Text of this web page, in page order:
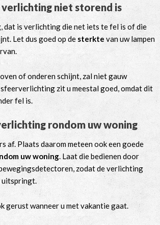
niet storend is
dat is verlichting die net iets te fel is of die
Let dus goed op de sterkte van uw lampen
of onderen schijnt, zal niet gauw
zit u meestal goed, omdat dit
fel is.
rondom uw woning
af. Plaats daarom meteen ook een goede
uw woning . Laat die bedienen door
zodat de verlichting
uitspringt.
gerust wanneer u met vakantie gaat.